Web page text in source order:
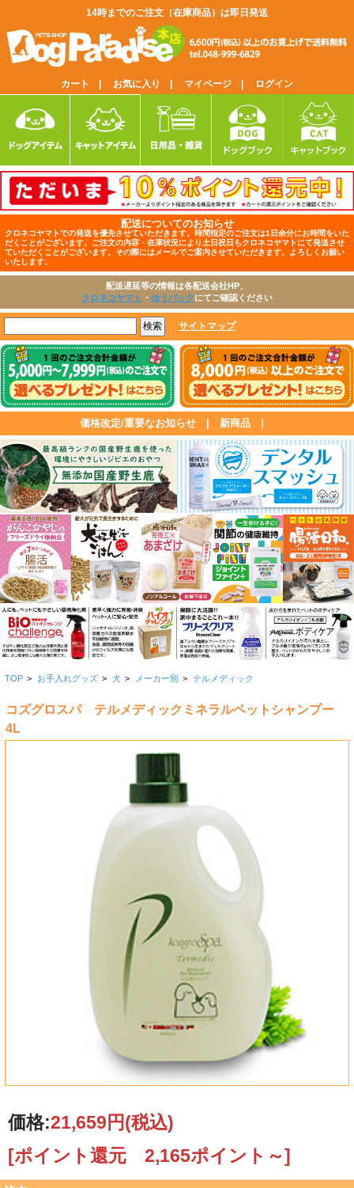
14時までのご注文（在庫商品）は即日発送
カート | お気に入り | マイページ | ログイン
配送についてのお知らせ
クロネコヤマトでの発送を優先させていただきます。時間指定のご注文は1日余分にお時間をいた
だくことがございます。ご注文の内容・在庫状況により土日祝日もクロネコヤマトにて発送させ
ていただくことがございます。その際にはメールでご案内させていただきます。よろしくお願い
いたします。
配送遅延等の情報は各配送会社HP、
クロネコヤマト ・ ゆうパックにてご確認ください
サイトマップ
価格改定/重要なお知らせ 新商品
TOP > お手入れグッズ > 犬 > メーカー別 > テルメディック
コズグロスパ テルメディックミネラルペットシャンプー
4L
価格:21,659円(税込)
[ポイント還元 2,165ポイント～]